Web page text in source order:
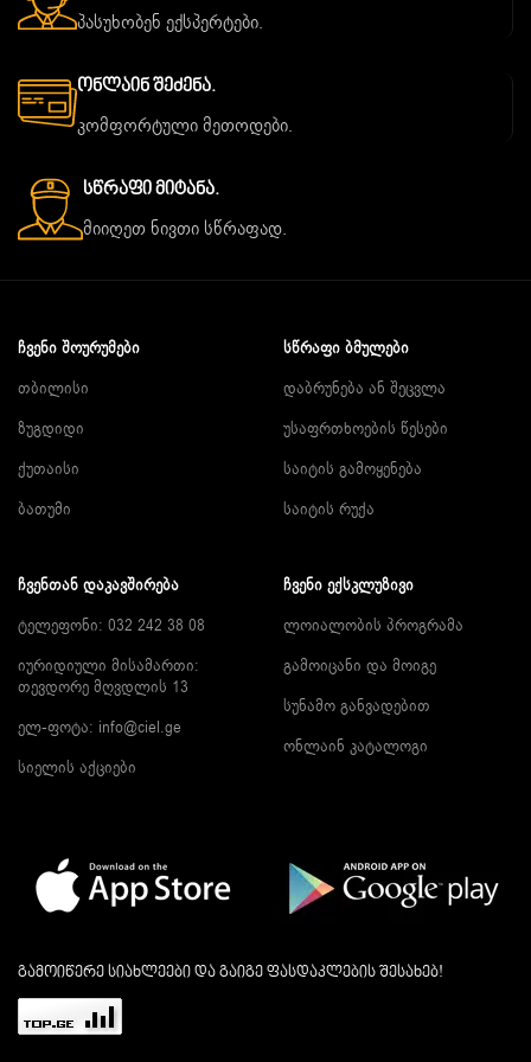
პასუხობენ ექსპერტები.
Ონლაინ Შეძენა.
კომფორტული მეთოდები.
Სწრაფი Მიტანა.
მიიღეთ ნივთი სწრაფად.
ᲩᲕᲔᲜᲘ ᲨᲝᲣᲠᲣᲛᲔᲑᲘ
თბილისი
ზუგდიდი
ქუთაისი
ბათუმი
ᲡᲬᲠᲐᲤᲘ ᲑᲛᲣᲚᲔᲑᲘ
დაბრუნება ან შეცვლა
უსაფრთხოების წესები
საიტის გამოყენება
საიტის რუქა
ᲩᲕᲔᲜᲗᲐᲜ ᲓᲐᲙᲐᲕᲨᲘᲠᲔᲑᲐ
ტელეფონი: 032 242 38 08
იურიდიული მისამართი:
თევდორე მღვდლის 13
ელ-ფოტა: info@ciel.ge
სიელის აქციები
ᲩᲕᲔᲜᲘ ᲔᲥᲡᲙᲚᲣᲖᲘᲕᲘ
ლოიალობის პროგრამა
გამოიცანი და მოიგე
სუნამო განვადებით
ონლაინ კატალოგი
გამოიწერე სიახლეები და გაიგე ფასდაკლების შესახებ!